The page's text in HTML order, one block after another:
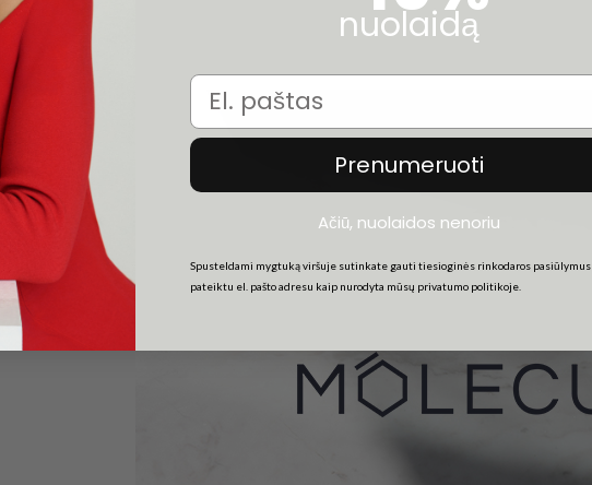
nuolaidą
Email
Prenumeruoti
Ačiū, nuolaidos nenoriu
Spusteldami mygtuką viršuje sutinkate gauti tiesioginės rinkodaros pasiūlymus
pateiktu el. pašto adresu kaip nurodyta mūsų privatumo politikoje.